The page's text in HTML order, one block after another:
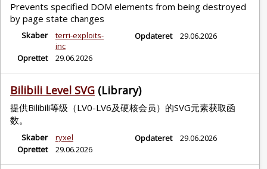
Prevents specified DOM elements from being destroyed
by page state changes
Skaber
terri-exploits-
inc
Oprettet
29.06.2026
Opdateret 29.06.2026
Bilibili Level SVG (Library)
提供Bilibili等级（LV0-LV6及硬核会员）的SVG元素获取函
数。
Skaber
ryxel
Oprettet
29.06.2026
Opdateret 29.06.2026